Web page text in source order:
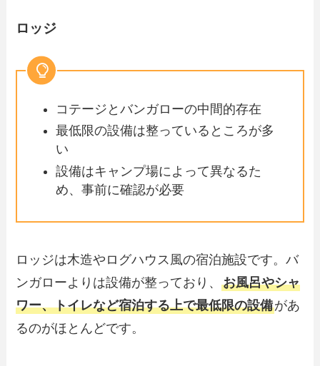
ロッジ
コテージとバンガローの中間的存在
最低限の設備は整っているところが多
い
設備はキャンプ場によって異なるた
め、事前に確認が必要
ロッジは木造やログハウス風の宿泊施設です。バ
ンガローよりは設備が整っており、お風呂やシャ
ワー、トイレなど宿泊する上で最低限の設備があ
るのがほとんどです。